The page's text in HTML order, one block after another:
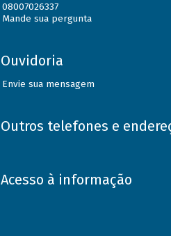
08007026337
Mande sua pergunta
Ouvidoria
Envie sua mensagem
Outros telefones e
Acesso à informação